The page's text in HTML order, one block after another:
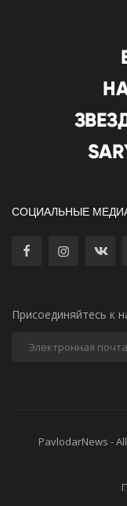
СОЦИАЛЬНЫЕ
Присоединяйтесь к
PavlodarNews -